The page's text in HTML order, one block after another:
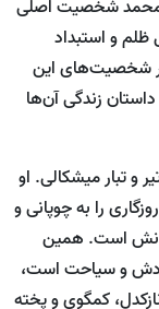
شخصیت اصلی
ظلم و استبداد
شخصیت‌های این
زندگی آن‌ها
و تبار میشکالی. او
را به چوپانی و
است. همین
و سیاحت است،
کم‏گوی و پخته